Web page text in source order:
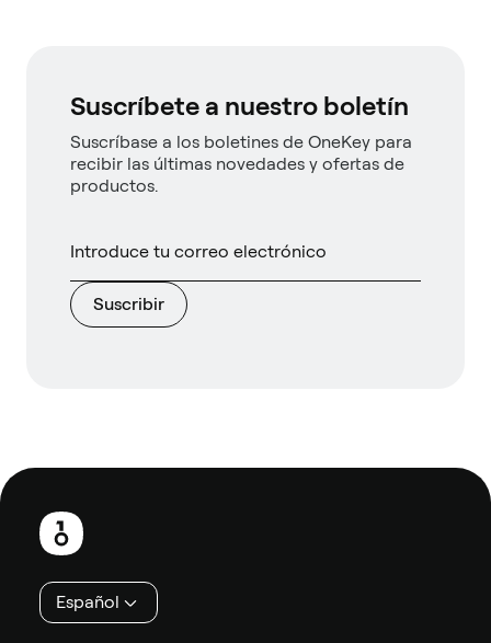
Suscríbete a nuestro boletín
Suscríbase a los boletines de OneKey para
recibir las últimas novedades y ofertas de
productos.
Suscribir
Pie
página
Español